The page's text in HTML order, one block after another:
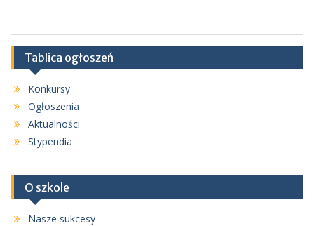
Tablica ogłoszeń
Konkursy
Ogłoszenia
Aktualności
Stypendia
O szkole
Nasze sukcesy